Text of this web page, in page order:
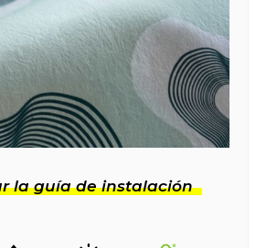
la guía de instalación